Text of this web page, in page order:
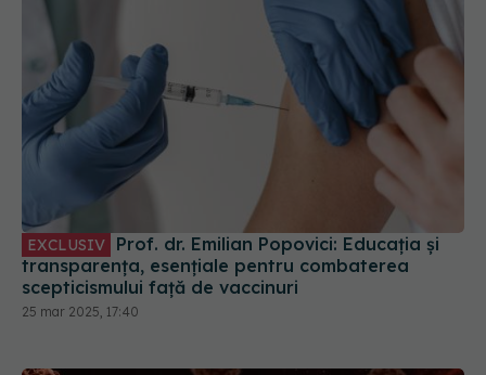
EXCLUSIV
transparența, esențiale pentru combaterea
scepticismului față de vaccinuri
25 mar 2025, 17:40